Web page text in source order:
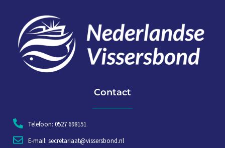
Contact
Telefoon: 0527 698151
E-mail: secretariaat@vissersbond.nl